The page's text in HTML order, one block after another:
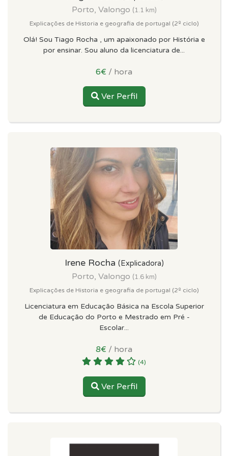
Porto, Valongo (1.1 km)
Explicações de Historia e geografia de portugal (2º ciclo)
Olá! Sou Tiago Rocha , um apaixonado por História e
por ensinar. Sou aluno da licenciatura de...
6€ / hora
Ver Perfil
Irene Rocha (Explicadora)
Porto, Valongo (1.6 km)
Explicações de Historia e geografia de portugal (2º ciclo)
Licenciatura em Educação Básica na Escola Superior
de Educação do Porto e Mestrado em Pré -
Escolar...
8€ / hora
(4)
Ver Perfil